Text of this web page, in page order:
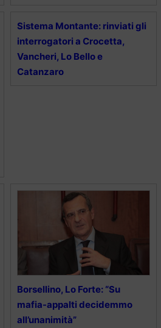
Sistema Montante: rinviati gli
interrogatori a Crocetta,
Vancheri, Lo Bello e
Catanzaro
Borsellino, Lo Forte: “Su
mafia-appalti decidemmo
all’unanimità”